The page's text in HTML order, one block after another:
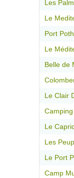
Les
Le
Port
Le
Belle de
Le Clair
Le
Les
Le Port
Camp